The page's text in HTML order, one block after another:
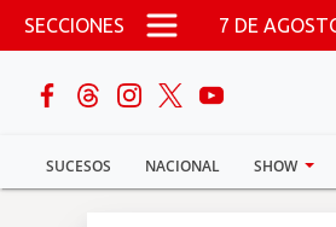
Pasar al contenido principal
SECCIONES 7 DE
SUCESOS NACIONAL SHOW
buscar
Sucesos